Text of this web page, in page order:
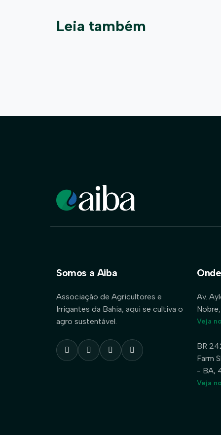
Leia também
Somos a Aiba
Associação de Agricultores e
Irrigantes da Bahia, aqui se cultiva o
agro sustentável.
Av.
Veja
BR
Farm
- BA,
Veja